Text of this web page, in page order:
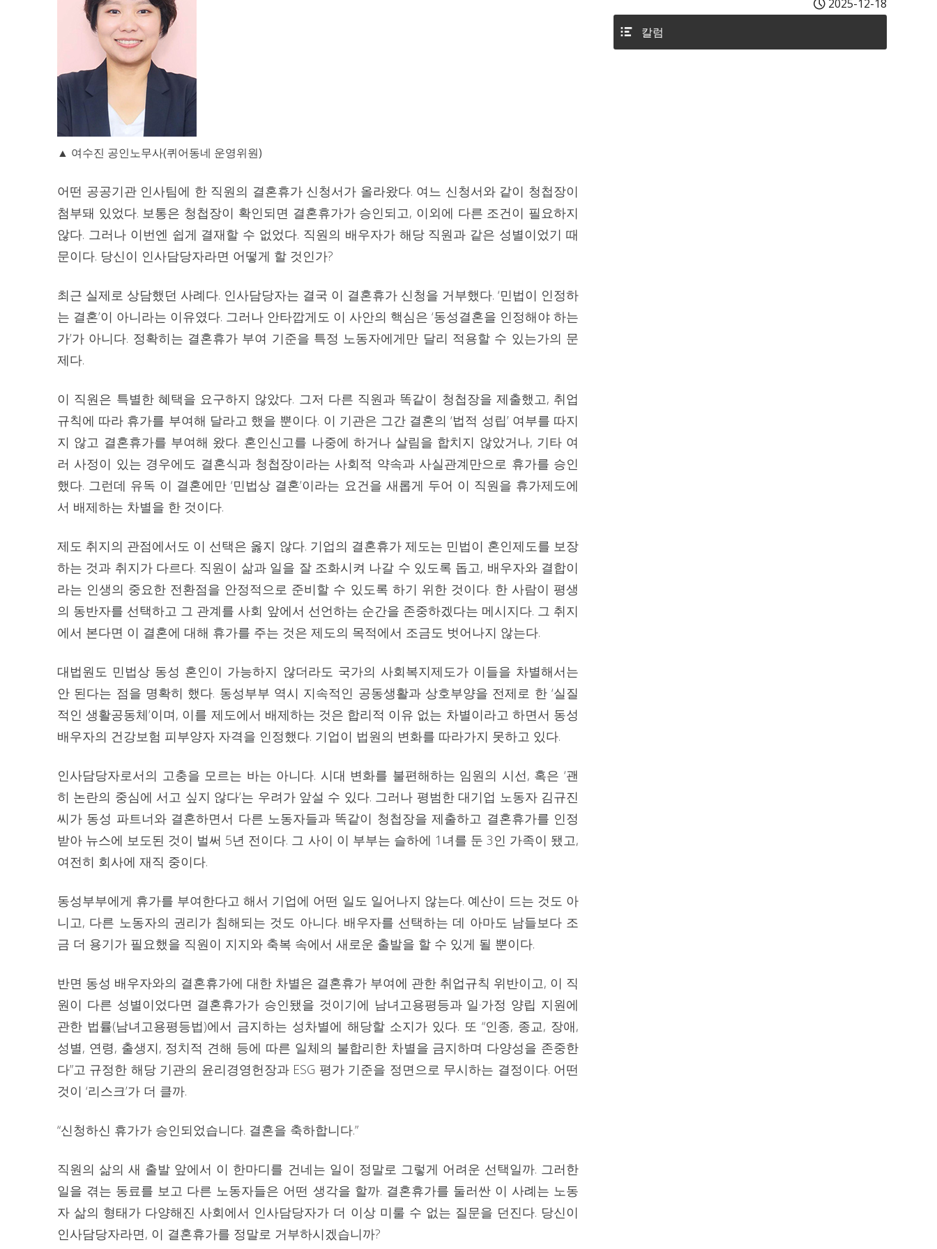
▲ 여수진 공인노무사(퀴어동네 운영위원)
어떤 공공기관 인사팀에 한 직원의 결혼휴가 신청서가 올라왔다. 여느 신청서와 같이 청첩장이
첨부돼 있었다. 보통은 청첩장이 확인되면 결혼휴가가 승인되고, 이외에 다른 조건이 필요하지
않다. 그러나 이번엔 쉽게 결재할 수 없었다. 직원의 배우자가 해당 직원과 같은 성별이었기 때
문이다. 당신이 인사담당자라면 어떻게 할 것인가?
최근 실제로 상담했던 사례다. 인사담당자는 결국 이 결혼휴가 신청을 거부했다. ‘민법이 인정하
는 결혼’이 아니라는 이유였다. 그러나 안타깝게도 이 사안의 핵심은 ‘동성결혼을 인정해야 하는
가’가 아니다. 정확히는 결혼휴가 부여 기준을 특정 노동자에게만 달리 적용할 수 있는가의 문
제다.
이 직원은 특별한 혜택을 요구하지 않았다. 그저 다른 직원과 똑같이 청첩장을 제출했고, 취업
규칙에 따라 휴가를 부여해 달라고 했을 뿐이다. 이 기관은 그간 결혼의 ‘법적 성립’ 여부를 따지
지 않고 결혼휴가를 부여해 왔다. 혼인신고를 나중에 하거나 살림을 합치지 않았거나, 기타 여
러 사정이 있는 경우에도 결혼식과 청첩장이라는 사회적 약속과 사실관계만으로 휴가를 승인
했다. 그런데 유독 이 결혼에만 ‘민법상 결혼’이라는 요건을 새롭게 두어 이 직원을 휴가제도에
서 배제하는 차별을 한 것이다.
제도 취지의 관점에서도 이 선택은 옳지 않다. 기업의 결혼휴가 제도는 민법이 혼인제도를 보장
하는 것과 취지가 다르다. 직원이 삶과 일을 잘 조화시켜 나갈 수 있도록 돕고, 배우자와 결합이
라는 인생의 중요한 전환점을 안정적으로 준비할 수 있도록 하기 위한 것이다. 한 사람이 평생
의 동반자를 선택하고 그 관계를 사회 앞에서 선언하는 순간을 존중하겠다는 메시지다. 그 취지
에서 본다면 이 결혼에 대해 휴가를 주는 것은 제도의 목적에서 조금도 벗어나지 않는다.
대법원도 민법상 동성 혼인이 가능하지 않더라도 국가의 사회복지제도가 이들을 차별해서는
안 된다는 점을 명확히 했다. 동성부부 역시 지속적인 공동생활과 상호부양을 전제로 한 ‘실질
적인 생활공동체’이며, 이를 제도에서 배제하는 것은 합리적 이유 없는 차별이라고 하면서 동성
배우자의 건강보험 피부양자 자격을 인정했다. 기업이 법원의 변화를 따라가지 못하고 있다.
인사담당자로서의 고충을 모르는 바는 아니다. 시대 변화를 불편해하는 임원의 시선, 혹은 ‘괜
히 논란의 중심에 서고 싶지 않다’는 우려가 앞설 수 있다. 그러나 평범한 대기업 노동자 김규진
씨가 동성 파트너와 결혼하면서 다른 노동자들과 똑같이 청첩장을 제출하고 결혼휴가를 인정
받아 뉴스에 보도된 것이 벌써 5년 전이다. 그 사이 이 부부는 슬하에 1녀를 둔 3인 가족이 됐고,
여전히 회사에 재직 중이다.
동성부부에게 휴가를 부여한다고 해서 기업에 어떤 일도 일어나지 않는다. 예산이 드는 것도 아
니고, 다른 노동자의 권리가 침해되는 것도 아니다. 배우자를 선택하는 데 아마도 남들보다 조
금 더 용기가 필요했을 직원이 지지와 축복 속에서 새로운 출발을 할 수 있게 될 뿐이다.
반면 동성 배우자와의 결혼휴가에 대한 차별은 결혼휴가 부여에 관한 취업규칙 위반이고, 이 직
원이 다른 성별이었다면 결혼휴가가 승인됐을 것이기에 남녀고용평등과 일·가정 양립 지원에
관한 법률(남녀고용평등법)에서 금지하는 성차별에 해당할 소지가 있다. 또 “인종, 종교, 장애,
성별, 연령, 출생지, 정치적 견해 등에 따른 일체의 불합리한 차별을 금지하며 다양성을 존중한
다”고 규정한 해당 기관의 윤리경영헌장과 ESG 평가 기준을 정면으로 무시하는 결정이다. 어떤
것이 ‘리스크’가 더 클까.
“신청하신 휴가가 승인되었습니다. 결혼을 축하합니다.”
직원의 삶의 새 출발 앞에서 이 한마디를 건네는 일이 정말로 그렇게 어려운 선택일까. 그러한
일을 겪는 동료를 보고 다른 노동자들은 어떤 생각을 할까. 결혼휴가를 둘러싼 이 사례는 노동
자 삶의 형태가 다양해진 사회에서 인사담당자가 더 이상 미룰 수 없는 질문을 던진다. 당신이
인사담당자라면, 이 결혼휴가를 정말로 거부하시겠습니까?
2025-12-18
칼럼